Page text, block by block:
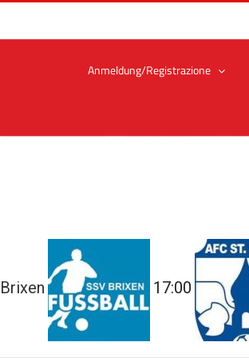
Anmeldung/Registrazione
17:00